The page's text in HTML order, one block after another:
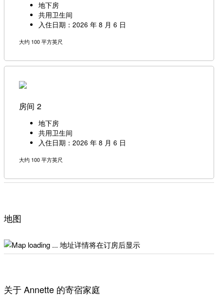
地下房
共用卫生间
入住日期：2026 年 8 月 6 日
大约 100 平方英尺
房间 2
地下房
共用卫生间
入住日期：2026 年 8 月 6 日
大约 100 平方英尺
地图
地址详情将在订房后显示
关于 Annette 的寄宿家庭